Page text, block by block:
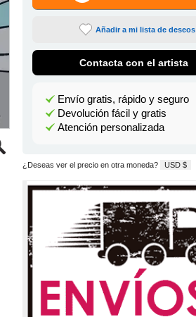
Añadir a mi lista de deseos
Contacta con el artista
Envío gratis, rápido y seguro
Devolución fácil y gratis
Atención personalizada
¿Deseas ver el precio en otra moneda? USD $